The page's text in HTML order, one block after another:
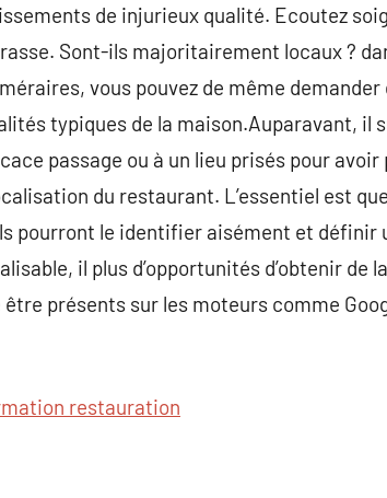
de injurieux qualité. Ecoutez
Sont-ils majoritairement locaux ?
vous pouvez de même
typiques de la maison.Auparavant,
passage ou à un lieu prisés pour
du restaurant. L’essentiel est
pourront le identifier aisément et définir
il plus d’opportunités d’obtenir de
présents sur les moteurs comme
restauration